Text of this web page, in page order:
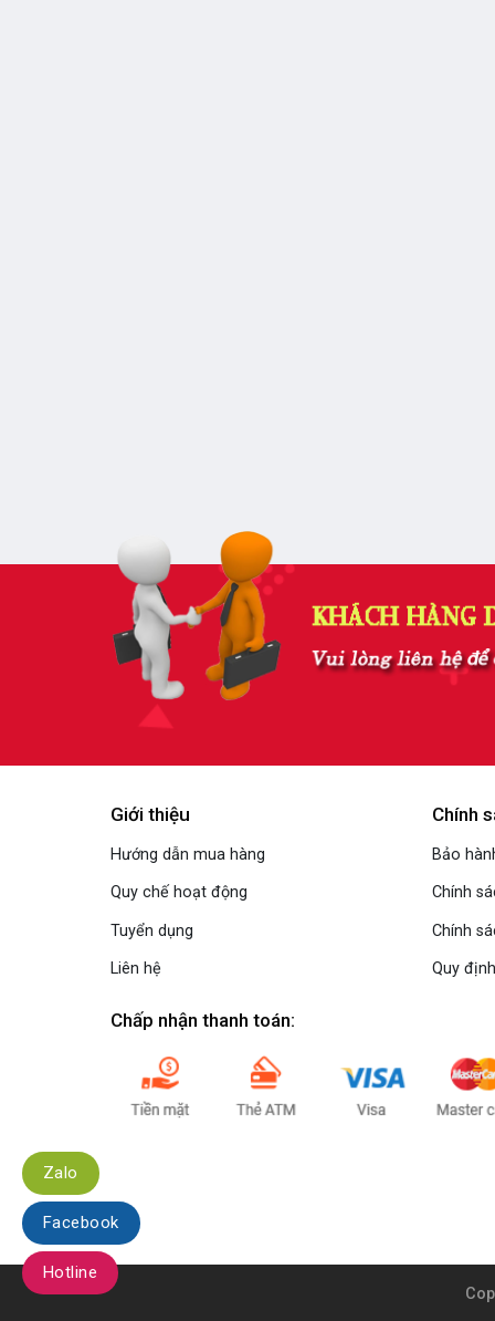
Giới thiệu
Hướng dẫn mua hàng
Quy chế hoạt động
Tuyển dụng
Liên hệ
Chính
Bảo
Chính
Chính
Quy
Chấp nhận thanh toán:
Zalo
Facebook
Hotline